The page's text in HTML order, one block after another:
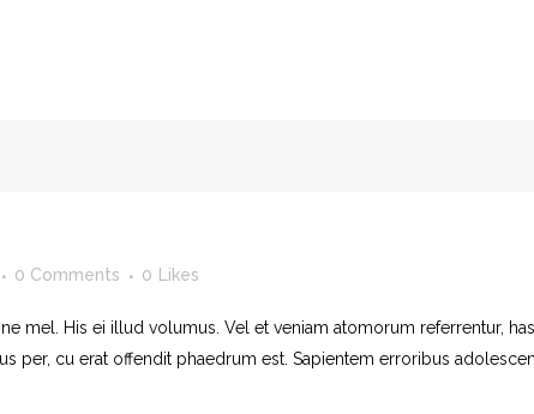
0 Comments 0 Likes
mel. His ei illud volumus. Vel et veniam atomorum referrentur,
per, cu erat offendit phaedrum est. Sapientem erroribus